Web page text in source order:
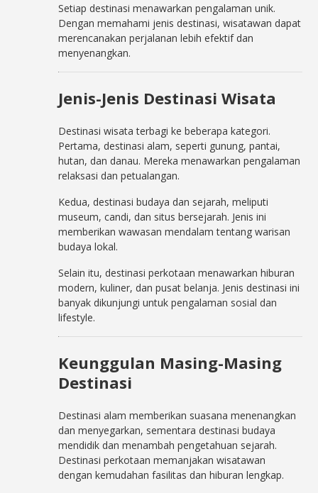
Setiap destinasi menawarkan pengalaman unik.
Dengan memahami jenis destinasi, wisatawan dapat
merencanakan perjalanan lebih efektif dan
menyenangkan.
Jenis-Jenis Destinasi Wisata
Destinasi wisata terbagi ke beberapa kategori.
Pertama, destinasi alam, seperti gunung, pantai,
hutan, dan danau. Mereka menawarkan pengalaman
relaksasi dan petualangan.
Kedua, destinasi budaya dan sejarah, meliputi
museum, candi, dan situs bersejarah. Jenis ini
memberikan wawasan mendalam tentang warisan
budaya lokal.
Selain itu, destinasi perkotaan menawarkan hiburan
modern, kuliner, dan pusat belanja. Jenis destinasi ini
banyak dikunjungi untuk pengalaman sosial dan
lifestyle.
Keunggulan Masing-Masing
Destinasi
Destinasi alam memberikan suasana menenangkan
dan menyegarkan, sementara destinasi budaya
mendidik dan menambah pengetahuan sejarah.
Destinasi perkotaan memanjakan wisatawan
dengan kemudahan fasilitas dan hiburan lengkap.